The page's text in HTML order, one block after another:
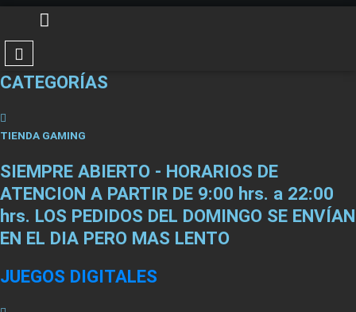
CATEGORÍAS
TIENDA GAMING
SIEMPRE ABIERTO - HORARIOS DE
ATENCION A PARTIR DE 9:00 hrs. a 22:00
hrs. LOS PEDIDOS DEL DOMINGO SE ENVÍAN
EN EL DIA PERO MAS LENTO
JUEGOS DIGITALES